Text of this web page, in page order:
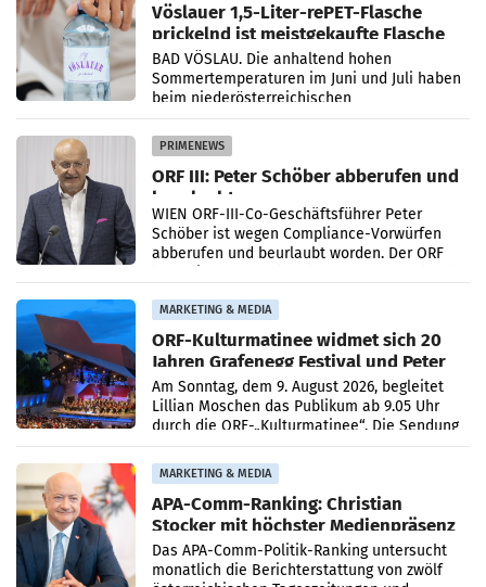
Vöslauer 1,5-Liter-rePET-Flasche
prickelnd ist meistgekaufte Flasche
Österreichs
BAD VÖSLAU. Die anhaltend hohen
Sommertemperaturen im Juni und Juli haben
beim niederösterreichischen
Getränkehersteller Vöslauer zu deutlichen
Absatzzuwächsen geführt. Während
PRIMENEWS
ORF III: Peter Schöber abberufen und
beurlaubt
WIEN ORF-III-Co-Geschäftsführer Peter
Schöber ist wegen Compliance-Vorwürfen
abberufen und beurlaubt worden. Der ORF
MARKETING & MEDIA
ORF-Kulturmatinee widmet sich 20
Jahren Grafenegg Festival und Peter
Simonischek
Am Sonntag, dem 9. August 2026, begleitet
Lillian Moschen das Publikum ab 9.05 Uhr
durch die ORF-„Kulturmatinee“. Die Sendung
startet mit der Dokumentation „20 Jahre
Grafenegg
MARKETING & MEDIA
APA-Comm-Ranking: Christian
Stocker mit höchster Medienpräsenz
im Juli
Das APA-Comm-Politik-Ranking untersucht
monatlich die Berichterstattung von zwölf